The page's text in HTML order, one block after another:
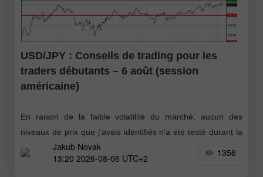
USD/JPY : Conseils de trading pour les
traders débutants – 6 août (session
américaine)
En raison de la faible volatilité du marché, aucun des
niveaux de prix que j’avais identifiés n’a été testé durant la
première moitié de la journée. Lors de la séance
Jakub Novak
13:20 2026-08-06 UTC+2
1356